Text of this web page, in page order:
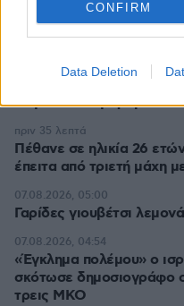
CONFIRM
Data Deletion
Το μενού της ημέρας –
(7/8/2026)
Τουλάχιστον 58 νεκροί
στη Σαουδική Αραβία σε
πριν 21 λεπτά
Πέθανε σε ηλικία 26
έπειτα από τριετή μάχη
πριν 35 λεπτά
Γαρίδες γιουβέτσι
07.08.2026, 05:00
«Έγκλημα πολέμου» ο
σκότωσε δημοσιογράφο
τρεις ΜΚΟ
07.08.2026, 04:54